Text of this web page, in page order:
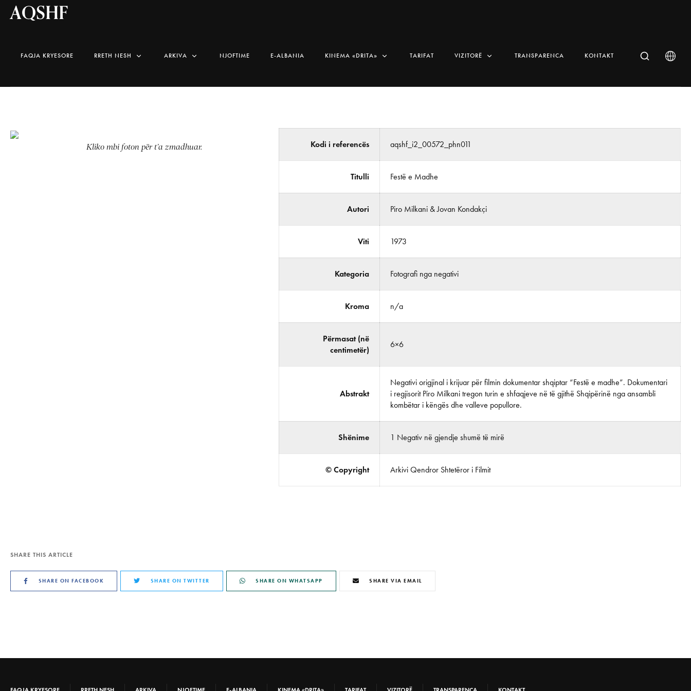
AQSHF
FAQJA KRYESORE RRETH NESH ARKIVA NJOFTIME E-ALBANIA KINEMA «DRITA» TARIFAT VIZITORË TRANSPARENCA KONTAKT
Kliko mbi foton për t’a zmadhuar. Kodi i referencës aqshf_i2_00572_phn011
Titulli Festë e Madhe
Autori Piro Milkani & Jovan Kondakçi
Viti 1973
Kategoria Fotografi nga negativi
Kroma n/a
Përmasat (në
centimetër)
6×6
Abstrakt
Negativi origjinal i krijuar për filmin dokumentar shqiptar “Festë e madhe”. Dokumentari
i regjisorit Piro Milkani tregon turin e shfaqjeve në të gjithë Shqipërinë nga ansambli
kombëtar i këngës dhe valleve popullore.
Shënime 1 Negativ në gjendje shumë të mirë
© Copyright Arkivi Qendror Shtetëror i Filmit
SHARE THIS ARTICLE
SHARE ON FACEBOOK SHARE ON TWITTER SHARE ON WHATSAPP SHARE VIA EMAIL
FAQJA KRYESORE RRETH NESH ARKIVA NJOFTIME E-ALBANIA KINEMA «DRITA» TARIFAT VIZITORË TRANSPARENCA KONTAKT